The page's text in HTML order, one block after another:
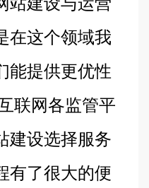
在这个领域我
能提供更优性
联网各监管平
建设选择服务
有了很大的便